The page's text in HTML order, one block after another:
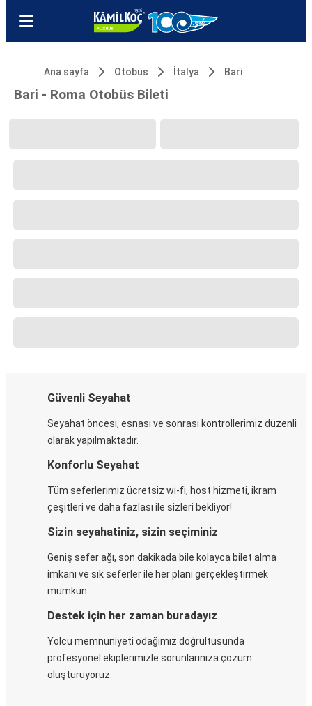
Ana sayfa Otobüs İtalya Bari
Bari - Roma Otobüs Bileti
Güvenli Seyahat
Seyahat öncesi, esnası ve sonrası kontrollerimiz düzenli
olarak yapılmaktadır.
Konforlu Seyahat
Tüm seferlerimiz ücretsiz wi-fi, host hizmeti, ikram
çeşitleri ve daha fazlası ile sizleri bekliyor!
Sizin seyahatiniz, sizin seçiminiz
Geniş sefer ağı, son dakikada bile kolayca bilet alma
imkanı ve sık seferler ile her planı gerçekleştirmek
mümkün.
Destek için her zaman buradayız
Yolcu memnuniyeti odağımız doğrultusunda
profesyonel ekiplerimizle sorunlarınıza çözüm
oluşturuyoruz.